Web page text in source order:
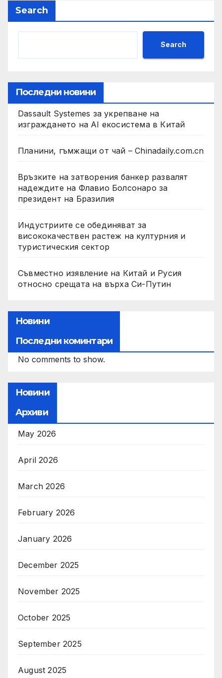
Search
Search
Последни новини
Dassault Systemes за укрепване на
изграждането на AI екосистема в Китай
Планини, гъмжащи от чай – Chinadaily.com.cn
Връзките на затворения банкер развалят
надеждите на Флавио Болсонаро за
президент на Бразилия
Индустриите се обединяват за
висококачествен растеж на културния и
туристическия сектор
Съвместно изявление на Китай и Русия
относно срещата на върха Си-Путин
Новини
Последни коминтари
No comments to show.
Новини
Архиви
May 2026
April 2026
March 2026
February 2026
January 2026
December 2025
November 2025
October 2025
September 2025
August 2025